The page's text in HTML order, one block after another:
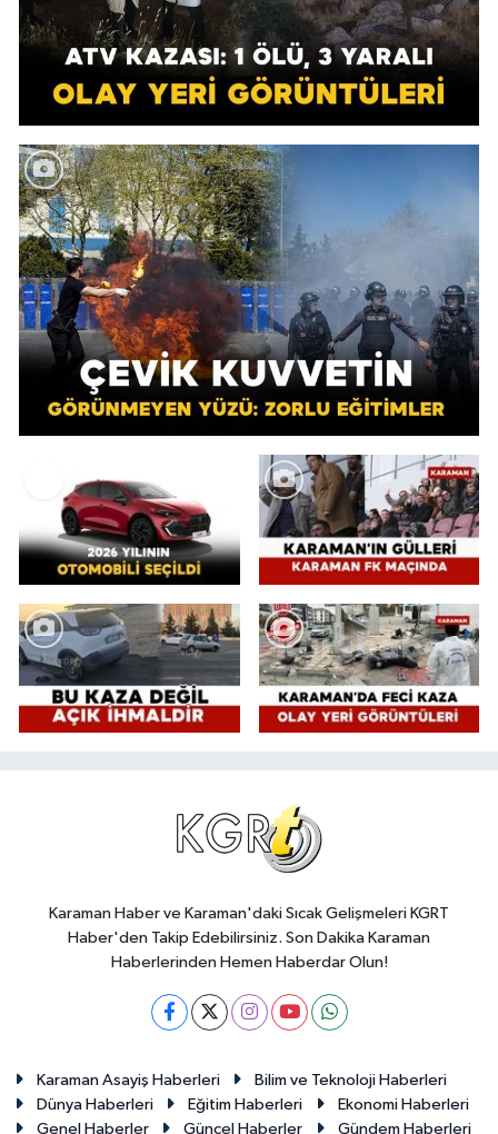
Karaman Haber ve Karaman'daki Sıcak Gelişmeleri KGRT
Haber'den Takip Edebilirsiniz. Son Dakika Karaman
Haberlerinden Hemen Haberdar Olun!
Karaman Asayiş Haberleri
Bilim ve Teknoloji Haberleri
Dünya Haberleri
Eğitim Haberleri
Ekonomi Haberleri
Genel Haberler
Güncel Haberler Gündem Haberleri